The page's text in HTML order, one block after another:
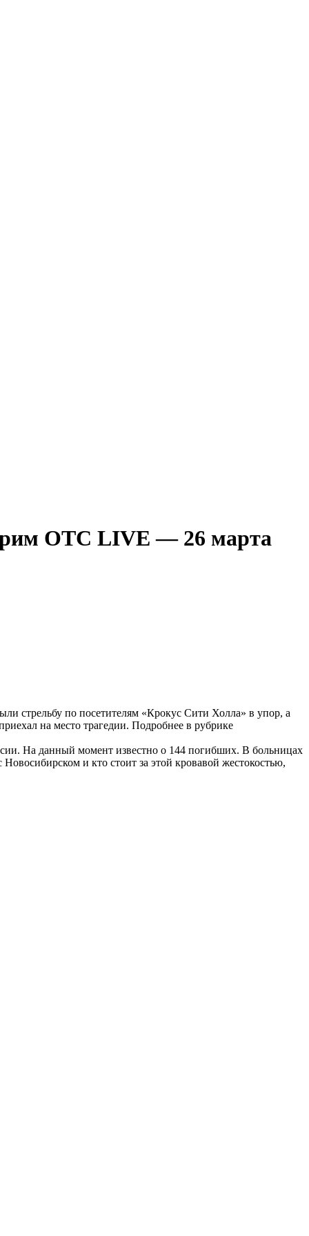
ОТС LIVE — 26 марта
стрельбу по посетителям «Крокус Сити Холла» в упор, а
на место трагедии. Подробнее в рубрике
На данный момент известно о 144 погибших. В больницах
и кто стоит за этой кровавой жестокостью,